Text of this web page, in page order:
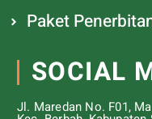
Paket
SOCIAL
Jl. Maredan No. F01,